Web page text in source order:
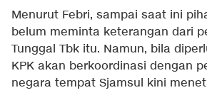
Menurut Febri, sampai saat ini
belum meminta keterangan dari
Tunggal Tbk itu. Namun, bila
KPK akan berkoordinasi dengan
negara tempat Sjamsul kini